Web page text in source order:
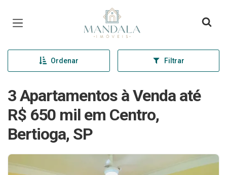
Página inicial
Ordenar Filtrar
3 Apartamentos à Venda até
R$ 650 mil em Centro,
Bertioga, SP